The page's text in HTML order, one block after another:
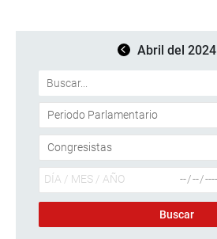
Abril del 2024